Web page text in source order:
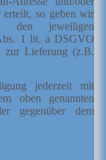
erteilt, so geben wir
den jeweiligen
1 lit. a DSGVO
zur Lieferung (z.B.
jederzeit mit
oben genannten
gegenüber dem